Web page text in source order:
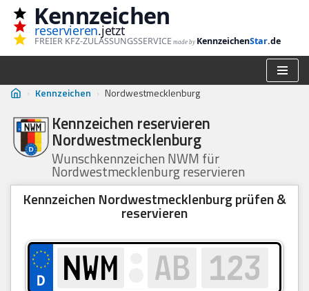
Zum
Inhalt
Kennzeichen
reservieren.jetzt
FREIER KFZ-ZULASSUNGSSERVICE made by KennzeichenStar.de
› Kennzeichen › Nordwestmecklenburg
Kennzeichen reservieren
Nordwestmecklenburg
Wunschkennzeichen NWM für
Nordwestmecklenburg reservieren
Kennzeichen Nordwestmecklenburg prüfen &
reservieren